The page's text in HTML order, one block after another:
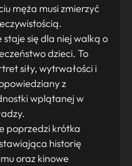
męża musi zmierzyć
staje się dla niej walką o
dzieci. To
siły, wytrwałości i
z
wplątanej w
poprzedzi krótka
historię
oraz kinowe